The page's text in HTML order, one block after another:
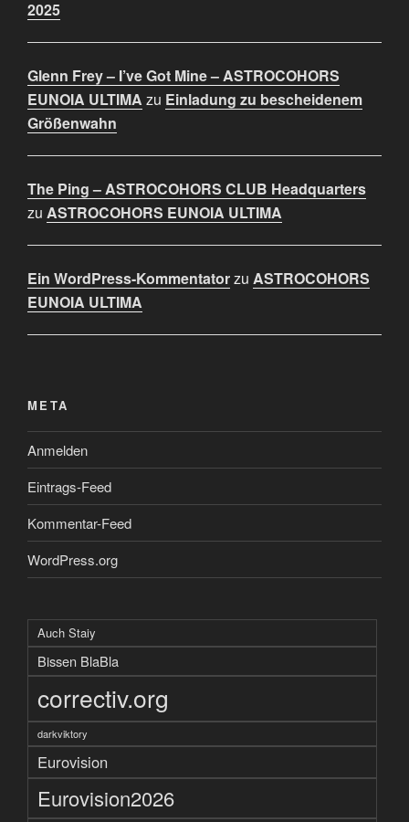
2025
Glenn Frey – I’ve Got Mine – ASTROCOHORS
EUNOIA ULTIMA zu Einladung zu bescheidenem
Größenwahn
The Ping – ASTROCOHORS CLUB Headquarters
zu ASTROCOHORS EUNOIA ULTIMA
Ein WordPress-Kommentatorzu ASTROCOHORS
EUNOIA ULTIMA
META
Anmelden
Eintrags-Feed
Kommentar-Feed
WordPress.org
Auch Staiy
Bissen BlaBla
correctiv.org
darkviktory
Eurovision
Eurovision2026